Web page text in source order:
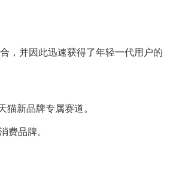
，并因此迅速获得了年轻一代用户的
新品牌专属赛道。
费品牌。